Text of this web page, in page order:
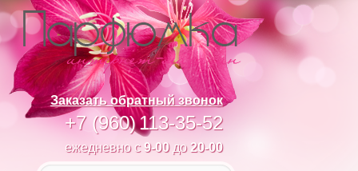
Заказать обратный звонок
+7 (960)113-35-52
ежедневно с 9-00до 20-00